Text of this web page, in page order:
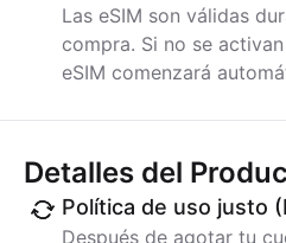
Las eSIM son válidas
compra. Si no se
eSIM comenzará
Detalles del
Política de uso justo
Después de agotar tu